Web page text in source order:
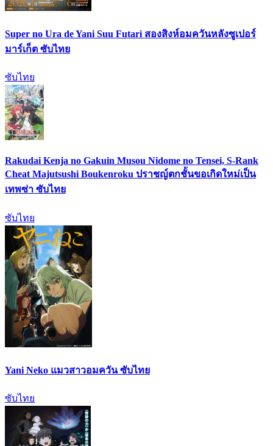
Super no Ura de Yani Suu Futari สองสิงห์อมควันหลังซูเปอร์
มาร์เก็ต ซับไทย
ซับไทย
Rakudai Kenja no Gakuin Musou Nidome no Tensei, S-Rank
Cheat Majutsushi Boukenroku ปราชญ์ตกชั้นขอเกิดใหม่เป็น
เทพซ่า ซับไทย
ซับไทย
Yani Neko แมวสาวอมควัน ซับไทย
ซับไทย